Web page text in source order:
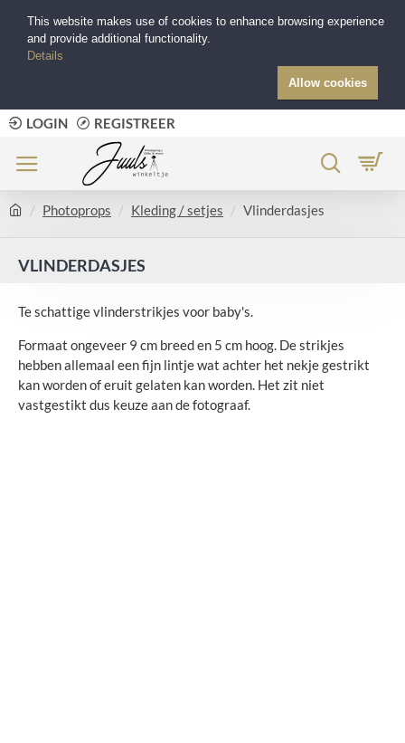
LOGIN REGISTREER
Photoprops Kleding / setjes Vlinderdasjes
VLINDERDASJES
Te schattige vlinderstrikjes voor baby's.
Formaat ongeveer 9 cm breed en 5 cm hoog. De strikjes
hebben allemaal een fijn lintje wat achter het nekje gestrikt
kan worden of eruit gelaten kan worden. Het zit niet
vastgestikt dus keuze aan de fotograaf.
This website makes use of cookies to enhance browsing experience
and provide additional functionality.
Details
Allow cookies